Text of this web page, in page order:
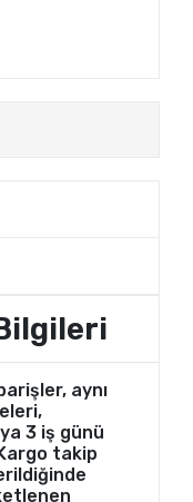
aynı
3 iş günü
takip